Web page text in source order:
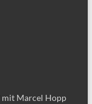
mit Marcel Hopp